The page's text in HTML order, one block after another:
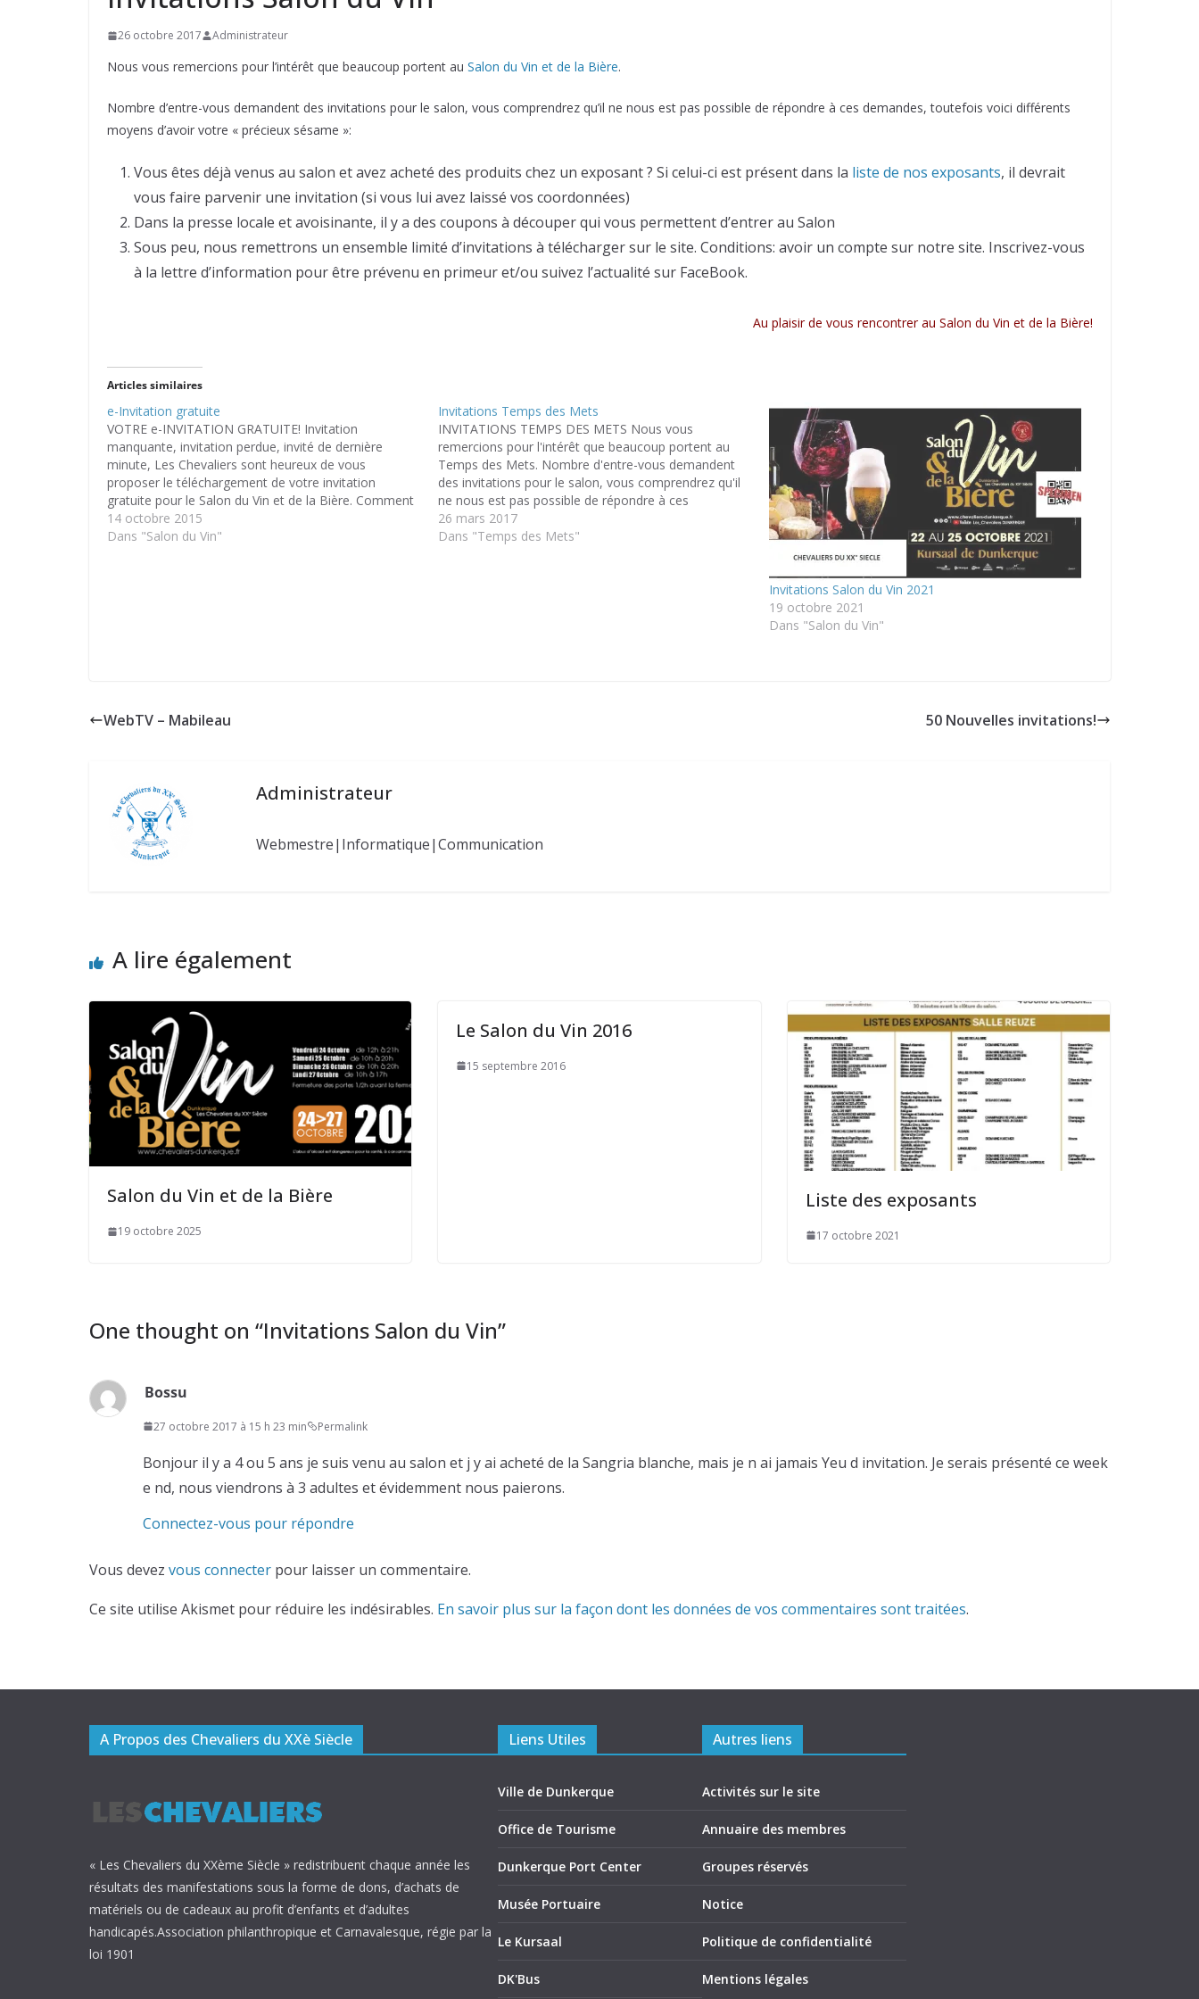
26 octobre 2017 Administrateur
Nous vous remercions pour l’intérêt que beaucoup portent au Salon du Vin et de la Bière.
Nombre d’entre-vous demandent des invitations pour le salon, vous comprendrez qu’il ne nous est pas possible de répondre à ces demandes, toutefois voici différents
moyens d’avoir votre « précieux sésame »:
Vous êtes déjà venus au salon et avez acheté des produits chez un exposant ? Si celui-ci est présent dans la liste de nos exposants, il devrait
vous faire parvenir une invitation (si vous lui avez laissé vos coordonnées)
Dans la presse locale et avoisinante, il y a des coupons à découper qui vous permettent d’entrer au Salon
Sous peu, nous remettrons un ensemble limité d’invitations à télécharger sur le site. Conditions: avoir un compte sur notre site. Inscrivez-vous
à la lettre d’information pour être prévenu en primeur et/ou suivez l’actualité sur FaceBook.
Au plaisir de vous rencontrer au Salon du Vin et de la Bière!
Articles similaires
e-Invitation gratuite
VOTRE e-INVITATION GRATUITE! Invitation
manquante, invitation perdue, invité de dernière
minute, Les Chevaliers sont heureux de vous
proposer le téléchargement de votre invitation
gratuite pour le Salon du Vin et de la Bière. Comment
faire? Rien de plus simple: Créez-vous un compte sur
notre site si ce n'est pas encore…
14 octobre 2015
Dans "Salon du Vin"
Invitations Temps des Mets
INVITATIONS TEMPS DES METS Nous vous
remercions pour l'intérêt que beaucoup portent au
Temps des Mets. Nombre d'entre-vous demandent
des invitations pour le salon, vous comprendrez qu'il
ne nous est pas possible de répondre à ces
demandes, toutefois voici différents moyens d'avoir
votre "précieux sésame": Vous êtes déjà venus au…
26 mars 2017
Dans "Temps des Mets"
Invitations Salon du Vin 2021
19 octobre 2021
Dans "Salon du Vin"
WebTV – Mabileau 50 Nouvelles invitations!
Administrateur
Webmestre|Informatique|Communication
A lire également
Salon du Vin et de la Bière
19 octobre 2025
Le Salon du Vin 2016
15 septembre 2016
Liste des exposants
17 octobre 2021
One thought on “Invitations Salon du Vin”
Bossu
27 octobre 2017 à 15 h 23 min Permalink
Bonjour il y a 4 ou 5 ans je suis venu au salon et j y ai acheté de la Sangria blanche, mais je n ai jamais Yeu d invitation. Je serais présenté ce week
e nd, nous viendrons à 3 adultes et évidemment nous paierons.
Connectez-vous pour répondre
Vous devez vous connecterpour laisser un commentaire.
Ce site utilise Akismet pour réduire les indésirables. En savoir plus sur la façon dont les données de vos commentaires sont traitées.
A Propos des Chevaliers du XXè Siècle
« Les Chevaliers du XXème Siècle » redistribuent chaque année les
résultats des manifestations sous la forme de dons, d’achats de
matériels ou de cadeaux au profit d’enfants et d’adultes
handicapés.Association philanthropique et Carnavalesque, régie par la
loi 1901
Liens Utiles
Ville de Dunkerque
Office de Tourisme
Dunkerque Port Center
Musée Portuaire
Le Kursaal
DK'Bus
Autres liens
Activités sur le site
Annuaire des membres
Groupes réservés
Notice
Politique de confidentialité
Mentions légales